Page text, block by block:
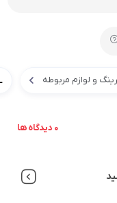
و لوازم مربوطه
0 دیدگاه ها